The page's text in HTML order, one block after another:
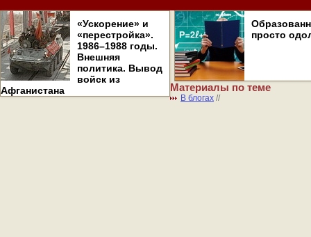
«Ускорение» и
«перестройка».
1986–1988 годы.
Внешняя
политика. Вывод
войск из
Афганистана
просто
Материалы по теме
В блогах //